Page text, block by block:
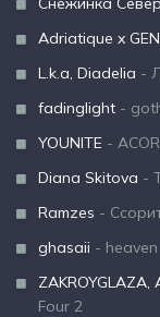
Adriatique x
L.k.a, Diadelia -
fadinglight -
YOUNITE -
Diana Skitova -
Ramzes -
ghasaii - heaven
ZAKROYGLAZA,
Four 2